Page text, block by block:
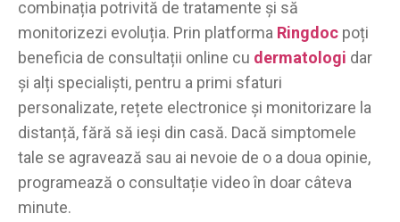
combinația potrivită de tratamente și să
monitorizezi evoluția. Prin platforma Ringdoc poți
beneficia de consultații online cu dermatologi dar
și alți specialiști, pentru a primi sfaturi
personalizate, rețete electronice și monitorizare la
distanță, fără să ieși din casă. Dacă simptomele
tale se agravează sau ai nevoie de o a doua opinie,
programează o consultație video în doar câteva
minute.